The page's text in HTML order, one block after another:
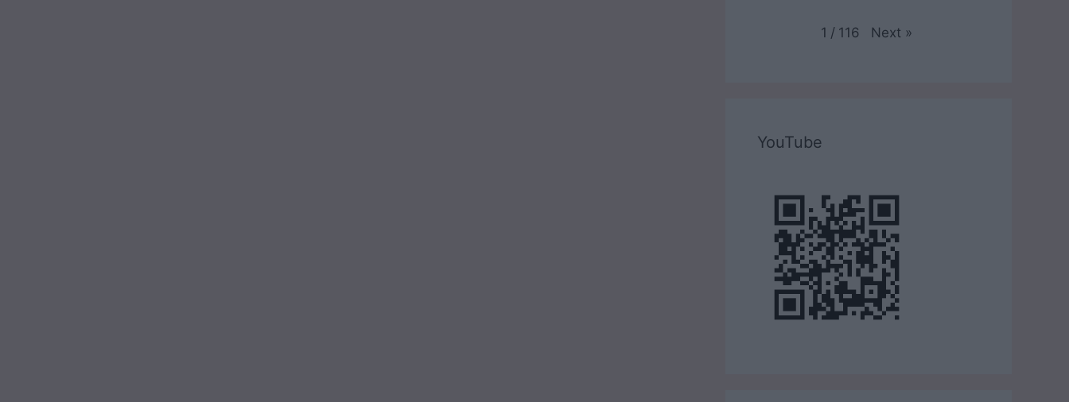
1 / 116 Next »
YouTube